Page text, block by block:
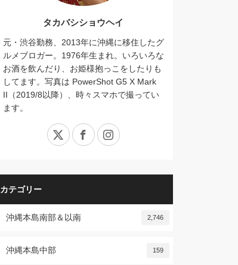
タカバシショウヘイ
元・渋谷勤務、2013年に沖縄に移住したグ
ルメブロガー。1976年生まれ。いろいろな
お酒を飲んだり、お姫様抱っこをしたりも
してます。写真は PowerShot G5 X Mark
II（2019/8以降）、時々スマホで撮ってい
ます。
X FacebookInstagram
カテゴリー
沖縄本島南部＆以南 2,746
沖縄本島中部 159